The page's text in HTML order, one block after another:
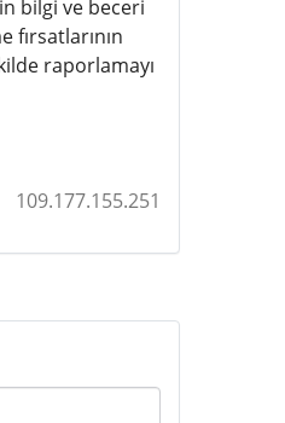
bilgi ve beceri
raporlamayı
109.177.155.251